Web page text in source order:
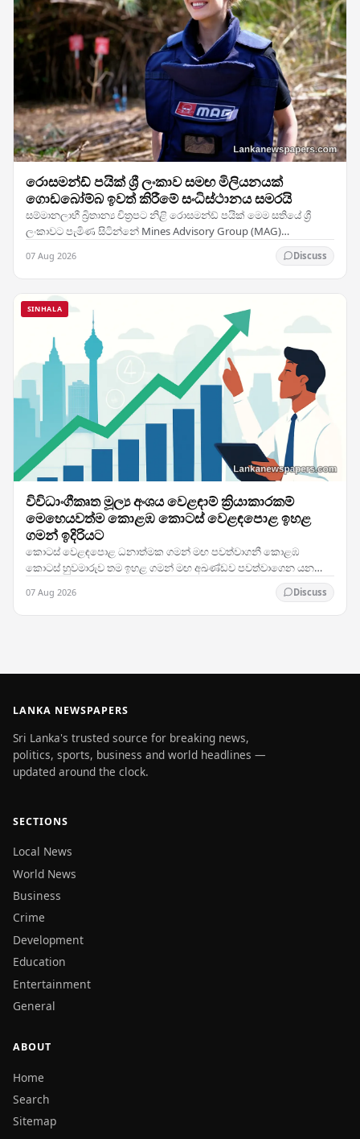
රොසමන්ඩ් පයික් ශ්‍රී ලංකාව සමඟ මිලියනයක්
ගොඩබෝම්බ ඉවත් කිරීමේ සංධිස්ථානය සමරයි
සම්මානලාභී බ්‍රිතාන්‍ය චිත්‍රපට නිළි රොසමන්ඩ් පයික් මෙම සතියේ ශ්‍රී
ලංකාවට පැමිණ සිටින්නේ Mines Advisory Group (MAG)
07 Aug 2026 Discuss
SINHALA
විවිධාංගීකෘත මූල්‍ය අංශය වෙළඳාම් ක්‍රියාකාරකම්
මෙහෙයවත්ම කොළඹ කොටස් වෙළඳපොළ ඉහළ
ගමන් ඉදිරියට
කොටස් වෙළඳපොළ ධනාත්මක ගමන් මඟ පවත්වාගනී කොළඹ
කොටස් හුවමාරුව තම ඉහළ ගමන් මඟ අඛණ්ඩව පවත්වාගෙන යන
අතර, නවතම වෙළඳාම් සැසිය තුළ සමස්ත පිරිවැටුම මෙහෙයවන
ප්‍රධාන…
07 Aug 2026 Discuss
LANKA NEWSPAPERS
Sri Lanka's trusted source for breaking news,
politics, sports, business and world headlines —
updated around the clock.
SECTIONS
Local News
World News
Business
Crime
Development
Education
Entertainment
General
ABOUT
Home
Search
Sitemap